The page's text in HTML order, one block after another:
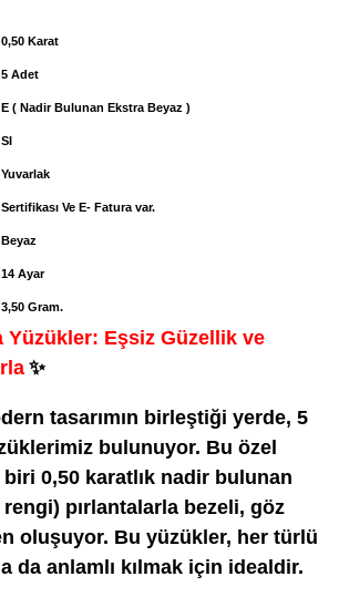
0,50 Karat
5 Adet
E ( Nadir Bulunan Ekstra Beyaz )
SI
Yuvarlak
Sertifikası Ve E- Fatura var.
Beyaz
14 Ayar
3,50 Gram.
Yüzükler: Eşsiz Güzellik ve
✨
tasarımın birleştiği yerde, 5
bulunuyor. Bu özel
0,50 karatlık nadir bulunan
pırlantalarla bezeli, göz
oluşuyor. Bu yüzükler, her türlü
da anlamlı kılmak için idealdir.